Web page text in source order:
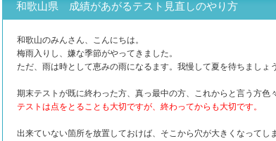
和歌山県 成績があがるテスト見直しのやり方
和歌山のみんさん、こんにちは。
梅雨入りし、嫌な季節がやってきました。
ただ、雨は時として恵みの雨になるます。我慢して夏を待ちましょう
期末テストが既に終わった方、真っ最中の方、これからと言う方色
テストは点をとることも大切ですが、終わってからも大切です。
出来ていない箇所を放置しておけば、そこから穴が大きくなってし